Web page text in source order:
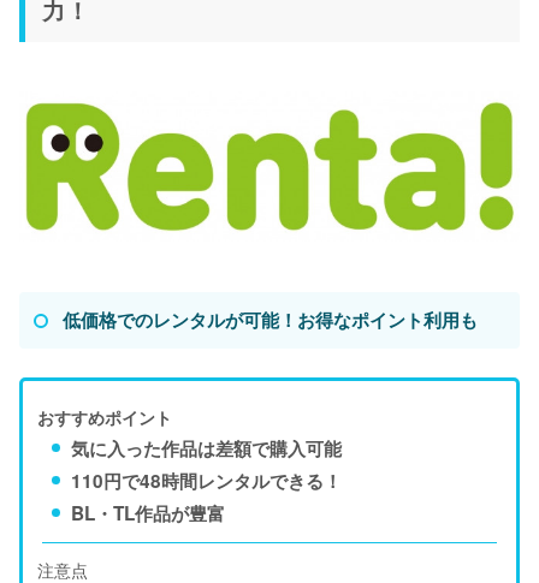
力！
低価格でのレンタルが可能！お得なポイント利用も
おすすめポイント
気に入った作品は差額で購入可能
110円で48時間レンタルできる！
BL・TL作品が豊富
注意点